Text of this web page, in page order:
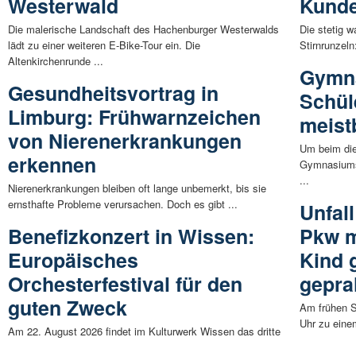
Die malerische Landschaft des Hachenburger Westerwalds
lädt zu einer weiteren E-Bike-Tour ein. Die
Altenkirchenrunde ...
Gesundheitsvortrag in
Limburg: Frühwarnzeichen
von Nierenerkrankungen
erkennen
Nierenerkrankungen bleiben oft lange unbemerkt, bis sie
ernsthafte Probleme verursachen. Doch es gibt ...
Benefizkonzert in Wissen:
Europäisches
Orchesterfestival für den
guten Zweck
Am 22. August 2026 findet im Kulturwerk Wissen das dritte
Die stetig
Um beim
...
Pkw
Kind
Am frühen
Uhr zu